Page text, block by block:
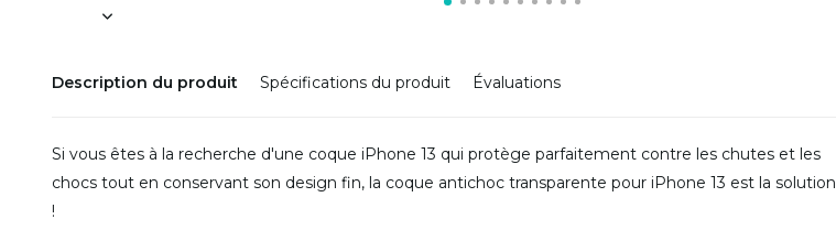
Description du produit Spécifications du produit Évaluations
Si vous êtes à la recherche d'une coque iPhone 13 qui protège parfaitement contre les chutes et les
chocs tout en conservant son design fin, la coque antichoc transparente pour iPhone 13 est la solution
!